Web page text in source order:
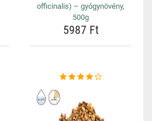
officinalis) – gyógynövény,
500g
5987 Ft